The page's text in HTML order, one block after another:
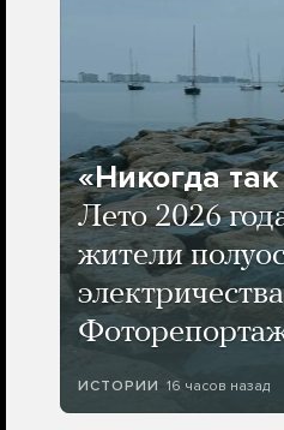
«Никогда
Лето 2026
жители
ИСТОРИИ 16 часов назад